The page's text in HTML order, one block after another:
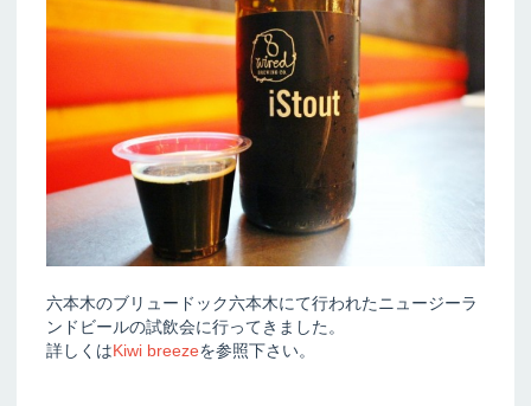
六本木のブリュードック六本木にて行われたニュージーラ
ンドビールの試飲会に行ってきました。
詳しくは Kiwi breezeを参照下さい。